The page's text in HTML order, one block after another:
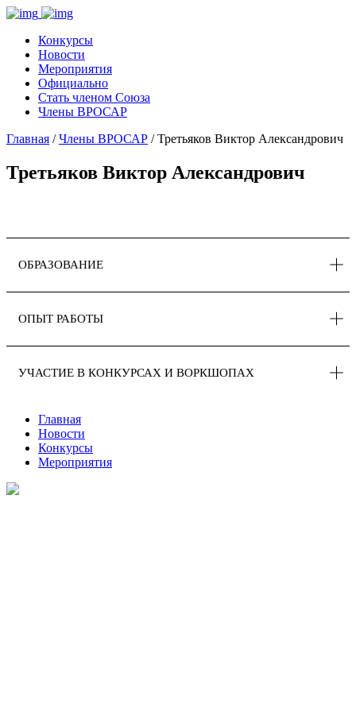
Конкурсы
Новости
Мероприятия
Официально
Стать членом Союза
Члены ВРОСАР
Главная /Члены ВРОСАР / Третьяков Виктор Александрович
Третьяков Виктор Александрович
ОБРАЗОВАНИЕ
ОПЫТ РАБОТЫ
УЧАСТИЕ В КОНКУРСАХ И ВОРКШОПАХ
Главная
Новости
Конкурсы
Мероприятия